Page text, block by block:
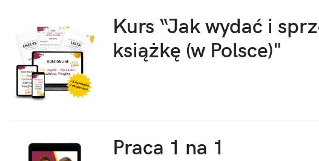
Kurs “Jak wydać i
książkę (w Polsce)"
Praca 1 na 1